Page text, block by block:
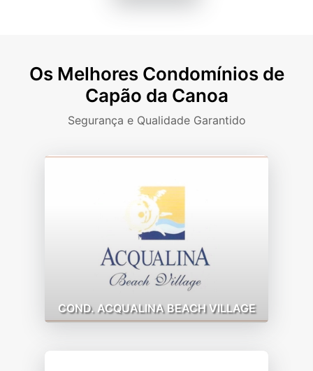
Os Melhores Condomínios de
Capão da Canoa
Segurança e Qualidade Garantido
COND. ACQUALINA BEACH VILLAGE